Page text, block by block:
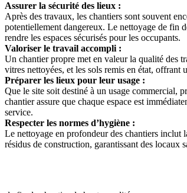
Assurer la sécurité des lieux :
Après des travaux, les chantiers sont souvent
potentiellement dangereux. Le nettoyage de fin
rendre les espaces sécurisés pour les occupants.
Valoriser le travail accompli :
Un chantier propre met en valeur la qualité des
vitres nettoyées, et les sols remis en état,
Préparer les lieux pour leur usage :
Que le site soit destiné à un usage commercial,
chantier assure que chaque espace est
service.
Respecter les normes d’hygiène :
Le nettoyage en profondeur des chantiers inclut
résidus de construction, garantissant des locaux